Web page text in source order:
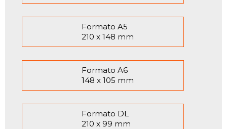
Formato A5
210 x 148 mm
Formato A6
148 x 105 mm
Formato DL
210 x 99 mm